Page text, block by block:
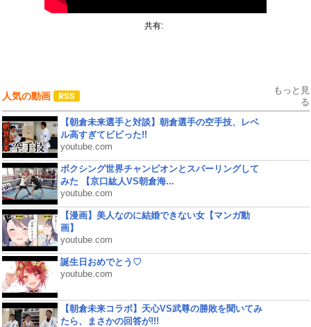
共有:
人気の動画
もっと見
る
【朝倉未来選手と対談】朝倉選手の空手技、レベ
ル高すぎてビビった!!
youtube.com
ボクシング世界チャンピオンとスパーリングして
みた 【京口紘人VS朝倉海...
youtube.com
【漫画】美人なのに結婚できない女【マンガ動
画】
youtube.com
誕生日おめでとう♡
youtube.com
【朝倉未来コラボ】天心VS武尊の勝敗を聞いてみ
たら、まさかの回答が!!!